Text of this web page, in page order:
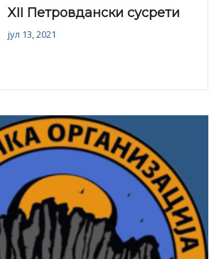
XII Петровдански сусрети
јул 13, 2021